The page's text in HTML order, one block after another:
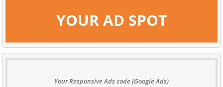
YOUR AD SPOT
Your Responsive Ads code (Google Ads)